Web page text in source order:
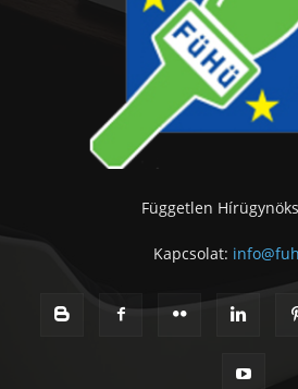
Független
Kapcsolat: